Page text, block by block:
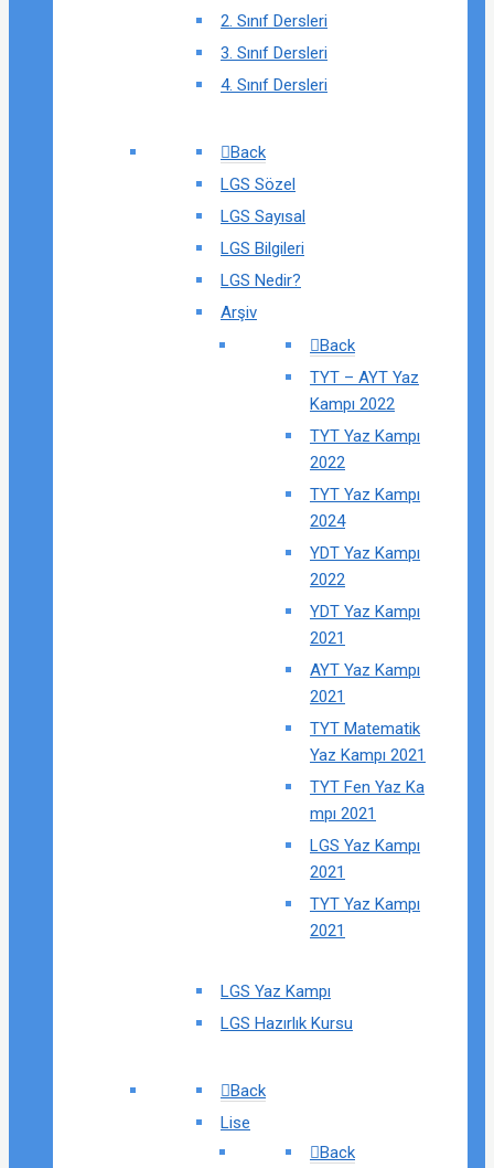
2. Sınıf Dersleri
3. Sınıf Dersleri
4. Sınıf Dersleri
Back
LGS Sözel
LGS Sayısal
LGS Bilgileri
LGS Nedir?
Arşiv
Back
TYT – AYT Yaz
Kampı 2022
TYT Yaz Kampı
2022
TYT Yaz Kampı
2024
YDT Yaz Kampı
2022
YDT Yaz Kampı
2021
AYT Yaz Kampı
2021
TYT Matematik
Yaz Kampı 2021
TYT Fen Yaz Ka
mpı 2021
LGS Yaz Kampı
2021
TYT Yaz Kampı
2021
LGS Yaz Kampı
LGS Hazırlık Kursu
Back
Lise
Back